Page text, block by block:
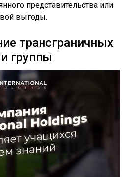
представительства или
выгоды.
трансграничных
группы